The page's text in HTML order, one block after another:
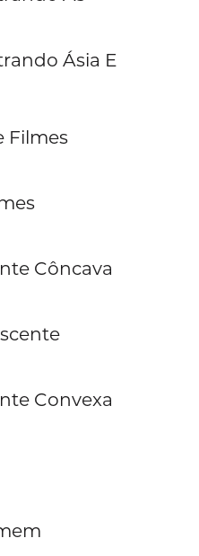
Ásia E
Filmes
Côncava
Convexa